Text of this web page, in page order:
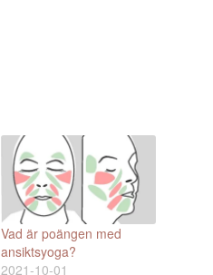
Vad är poängen med
ansiktsyoga?
2021-10-01